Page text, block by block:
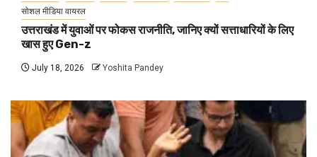
सोशल मीडिया वायरल
उत्तराखंड में युवाओं पर फोकस राजनीति, जानिए क्यों सत्ताधारियों के लिए
खास हुए Gen-z
July 18, 2026 Yoshita Pandey